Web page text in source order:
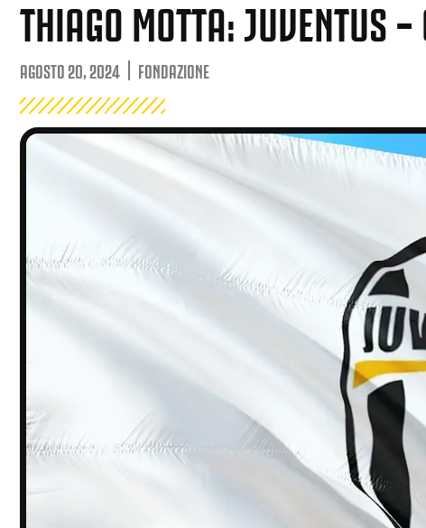
THIAGO MOTTA: JUVENTUS
AGOSTO 20, 2024 FONDAZIONE